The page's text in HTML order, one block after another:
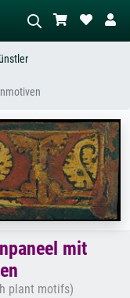
KI-Bildersuche
mit viel Rot, Dunkles
Stehender Akt neben einem
Baum.
mit
plant motifs)